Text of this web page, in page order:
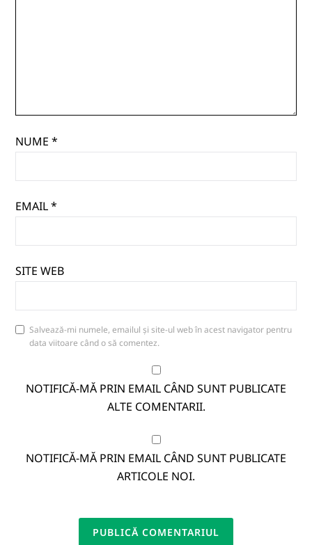
NUME*
EMAIL*
SITE WEB
Salvează-mi numele, emailul și site-ul web în acest navigator pentru
data viitoare când o să comentez.
NOTIFICĂ-MĂ PRIN EMAIL CÂND SUNT PUBLICATE
ALTE COMENTARII.
NOTIFICĂ-MĂ PRIN EMAIL CÂND SUNT PUBLICATE
ARTICOLE NOI.